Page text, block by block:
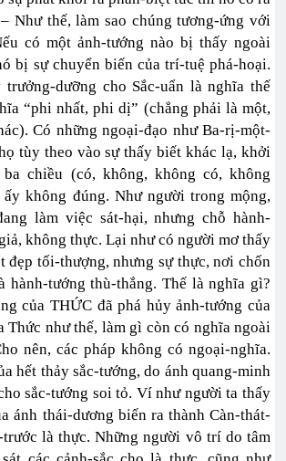
Như thế, làm sao chúng tương-ứng với
có một ảnh-tướng nào bị thấy ngoài
bị sự chuyển biến của trí-tuệ phá-hoại.
dưỡng cho Sắc-uẩn là nghĩa thế
“phi nhất, phi dị” (chẳng phải là một,
Có những ngoại-đạo như Ba-rị-một-
tùy theo vào sự thấy biết khác lạ, khởi
chiều (có, không, không có, không
ấy không đúng. Như người trong mộng,
làm việc sát-hại, nhưng chỗ hành-
không thực. Lại như có người mơ thấy
đẹp tối-thượng, nhưng sự thực, nơi chốn
hành-tướng thù-thắng. Thế là nghĩa gì?
của THỨC đã phá hủy ảnh-tướng của
Thức như thế, làm gì còn có nghĩa ngoài
nên, các pháp không có ngoại-nghĩa.
hết thảy sắc-tướng, do ánh quang-minh
sắc-tướng soi tỏ. Ví như người ta thấy
ánh thái-dương biến ra thành Càn-thát-
là thực. Những người vô trí do tâm